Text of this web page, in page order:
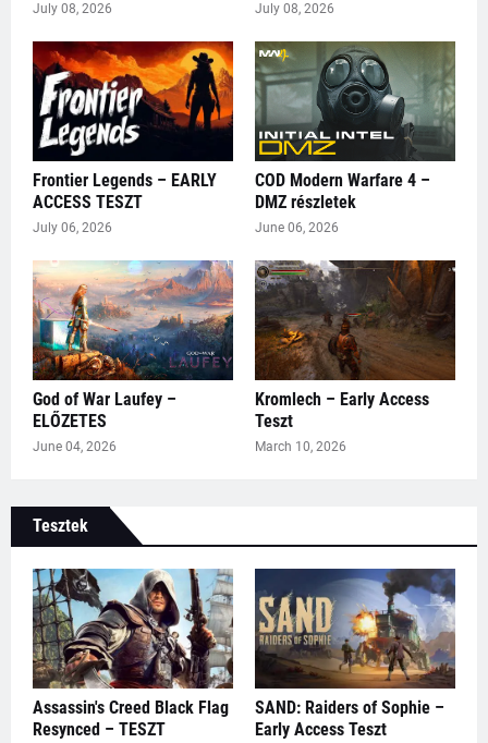
July 08, 2026 July 08, 2026
Frontier Legends – EARLY
ACCESS TESZT
July 06, 2026
COD Modern Warfare 4 –
DMZ részletek
June 06, 2026
God of War Laufey –
ELŐZETES
June 04, 2026
Kromlech – Early Access
Teszt
March 10, 2026
Tesztek
Assassin's Creed Black Flag
Resynced – TESZT
SAND: Raiders of Sophie –
Early Access Teszt